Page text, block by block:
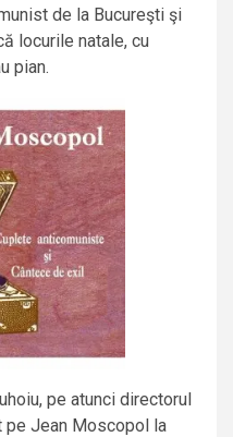
de la Bucureşti şi
locurile natale, cu
pian.
pe atunci directorul
pe Jean Moscopol la